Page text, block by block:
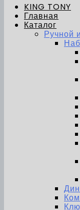
KING TONY
Главная
Каталог
Ручной